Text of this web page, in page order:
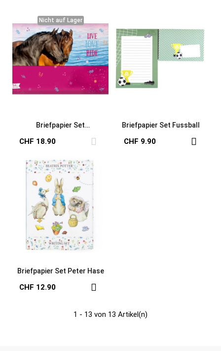
Nicht auf Lager
Nicht auf Lager
Briefpapier Set
CHF 18.90
Briefpapier Set Fussball
CHF 9.90
Briefpapier Set Peter Hase
CHF 12.90
1 - 13 von 13 Artikel(n)